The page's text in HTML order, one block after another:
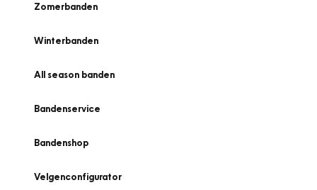
Zomerbanden
Winterbanden
All season banden
Bandenservice
Bandenshop
Velgenconfigurator